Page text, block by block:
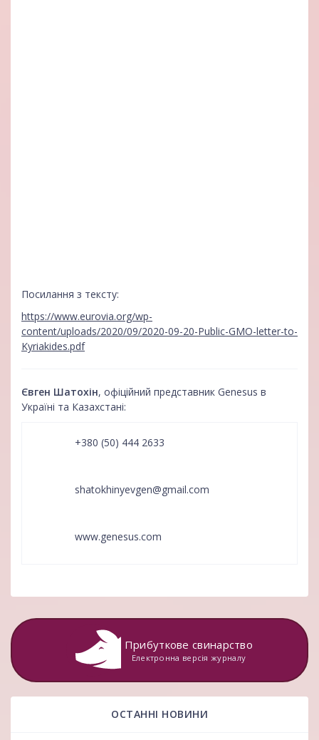
Посилання з тексту:
https://www.eurovia.org/wp-
content/uploads/2020/09/2020-09-20-Public-GMO-letter-to-
Kyriakides.pdf
Євген Шатохін, офіційний представник Genesus в
Україні та Казахстані:
+380 (50) 444 2633
shatokhinyevgen@gmail.com
www.genesus.com
Прибуткове свинарство
Електронна версія журналу
ОСТАННІ НОВИНИ